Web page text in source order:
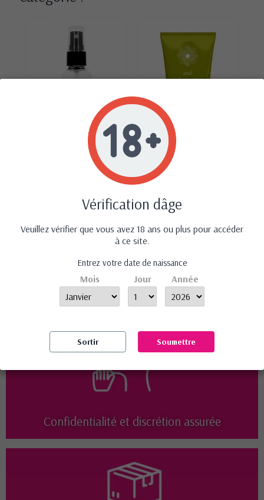
Nettoyant sextoys
17,50 €
Lubrifiant anal 100ml -
16,99 €
Avis (0)
Confidentialité et discrétion assurée
Vérification dâge
Veuillez vérifier que vous avez 18 ans ou plus pour accéder
à ce site.
Entrez votre date de naissance
Mois Jour Année
Sortir Soumettre